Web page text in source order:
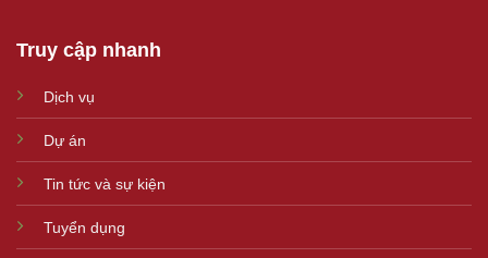
Truy cập nhanh
Dịch vụ
Dự án
Tin tức và sự kiện
Tuyển dụng